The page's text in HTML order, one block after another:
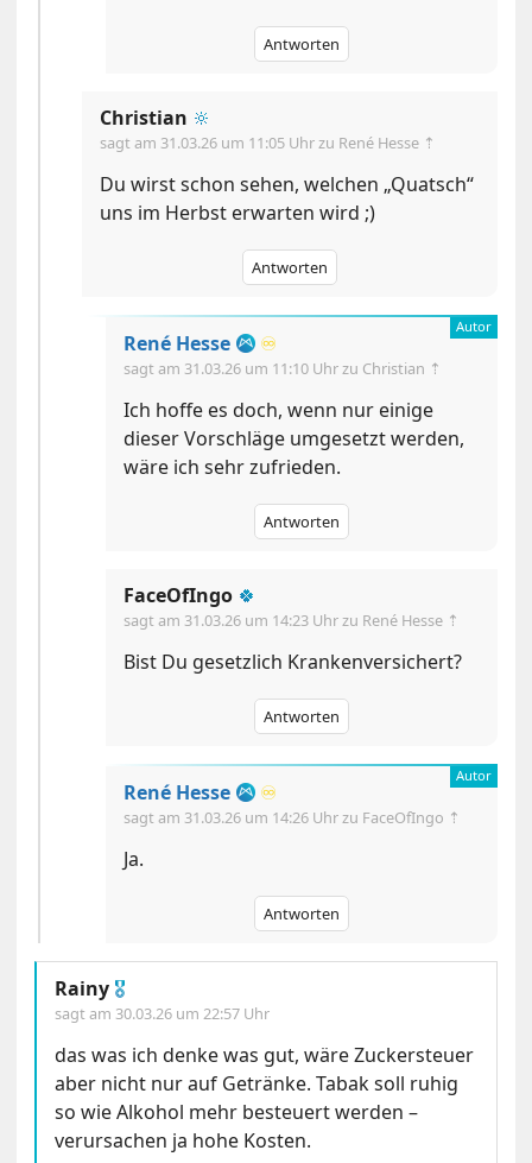
Antworten
Christian 🔆
sagt am 31.03.26 um 11:05 Uhrzu René Hesse ⇡
Du wirst schon sehen, welchen „Quatsch“
uns im Herbst erwarten wird ;)
Antworten
René Hesse ♾️
sagt am 31.03.26 um 11:10 Uhrzu Christian ⇡
Ich hoffe es doch, wenn nur einige
dieser Vorschläge umgesetzt werden,
wäre ich sehr zufrieden.
Antworten
FaceOfIngo 🍀
sagt am 31.03.26 um 14:23 Uhrzu René Hesse ⇡
Bist Du gesetzlich Krankenversichert?
Antworten
René Hesse ♾️
sagt am 31.03.26 um 14:26 Uhrzu FaceOfIngo ⇡
Ja.
Antworten
Rainy 🎖
sagt am 30.03.26 um 22:57 Uhr
das was ich denke was gut, wäre Zuckersteuer
aber nicht nur auf Getränke. Tabak soll ruhig
so wie Alkohol mehr besteuert werden –
verursachen ja hohe Kosten.